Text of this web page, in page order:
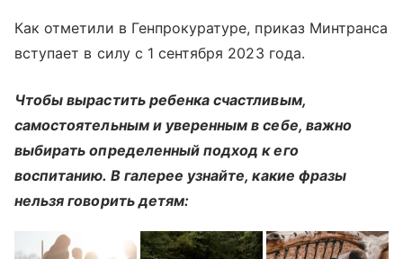
Как отметили в Генпрокуратуре, приказ Минтранса
вступает в силу с 1 сентября 2023 года.
Чтобы вырастить ребенка счастливым,
самостоятельным и уверенным в себе, важно
выбирать определенный подход к его
воспитанию. В галерее узнайте, какие фразы
нельзя говорить детям: